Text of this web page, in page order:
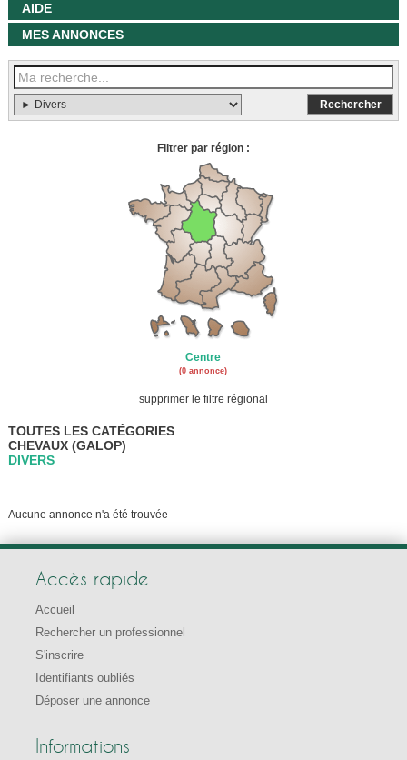
AIDE
MES ANNONCES
Filtrer par région :
Centre
(0 annonce)
supprimer le filtre régional
TOUTES LES CATÉGORIES
CHEVAUX (GALOP)
DIVERS
Aucune annonce n'a été trouvée
Accès rapide
Accueil
Rechercher un professionnel
S'inscrire
Identifiants oubliés
Déposer une annonce
Informations